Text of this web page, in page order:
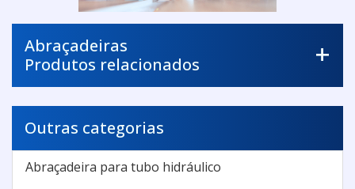
Abraçadeiras
Produtos relacionados
Outras categorias
Abraçadeira para tubo hidráulico